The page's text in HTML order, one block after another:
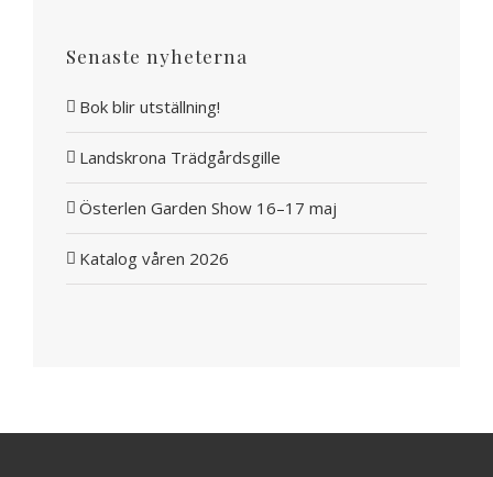
Senaste nyheterna
Bok blir utställning!
Landskrona Trädgårdsgille
Österlen Garden Show 16–17 maj
Katalog våren 2026